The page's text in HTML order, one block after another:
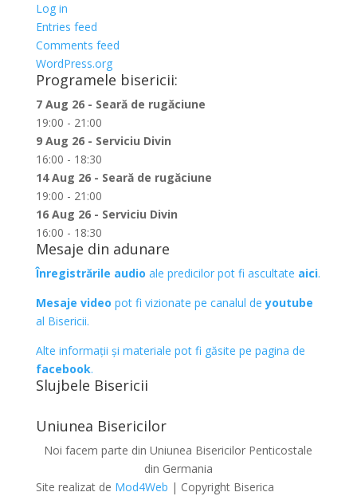
Log in
Entries feed
Comments feed
WordPress.org
Programele bisericii:
7 Aug 26 - Seară de rugăciune
19:00 - 21:00
9 Aug 26 - Serviciu Divin
16:00 - 18:30
14 Aug 26 - Seară de rugăciune
19:00 - 21:00
16 Aug 26 - Serviciu Divin
16:00 - 18:30
Mesaje din adunare
Înregistrările audio ale predicilor pot fi ascultate aici.
Mesaje video pot fi vizionate pe canalul deyoutube
al Bisericii.
Alte informații și materiale pot fi găsite pe pagina de
facebook.
Slujbele Bisericii
Uniunea Bisericilor
Noi facem parte din Uniunea Bisericilor Penticostale
din Germania
Site realizat de Mod4Web | Copyright Biserica